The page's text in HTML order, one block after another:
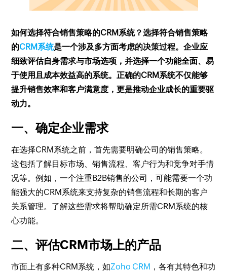
如何选择符合销售策略的CRM系统？选择符合销售策略
的CRM系统是一个涉及多方面考虑的决策过程。企业应
细致评估自身需求与市场选项，并选择一个功能全面、易
于使用且成本效益高的系统。正确的CRM系统不仅能够
提升销售效率和客户满意度，更是推动企业成长的重要驱
动力。
一、确定企业需求
在选择CRM系统之前，首先需要明确公司的销售策略。
这包括了解目标市场、销售流程、客户行为和竞争对手情
况等。例如，一个注重B2B销售的公司，可能需要一个功
能强大的CRM系统来支持复杂的销售流程和长期的客户
关系管理。了解这些需求将帮助确定所需CRM系统的核
心功能。
二、评估CRM市场上的产品
市面上有多种CRM系统，如Zoho CRM ，各有其特色和功